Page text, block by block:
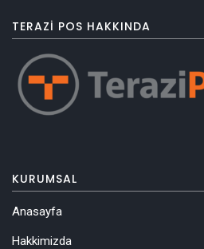
TERAZI POS HAKKINDA
KURUMSAL
Anasayfa
Hakkimizda